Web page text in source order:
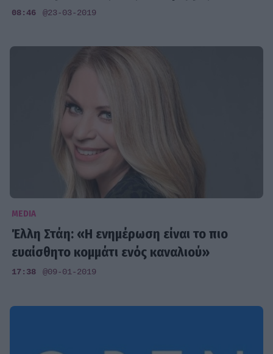
08:46 @23-03-2019
MEDIA
Έλλη Στάη: «Η ενημέρωση είναι το πιο
ευαίσθητο κομμάτι ενός καναλιού»
17:38 @09-01-2019